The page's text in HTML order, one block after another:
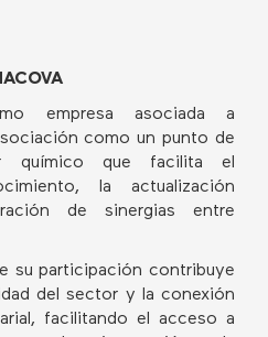
empresa asociada a
como un punto de
químico que facilita el
la actualización
de sinergias entre
su participación contribuye
del sector y la conexión
facilitando el acceso a